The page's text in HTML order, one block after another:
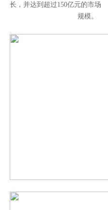
长，并达到超过150亿元的市场
规模。